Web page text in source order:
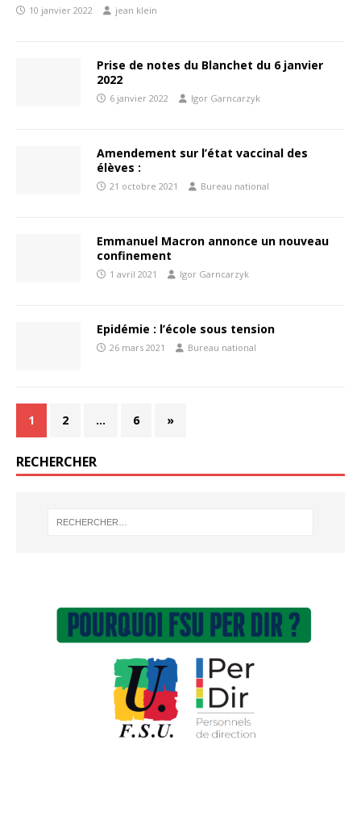
10 janvier 2022 jean klein
Prise de notes du Blanchet du 6 janvier
2022
6 janvier 2022 Igor Garncarzyk
Amendement sur l’état vaccinal des
élèves :
21 octobre 2021 Bureau national
Emmanuel Macron annonce un nouveau
confinement
1 avril 2021 Igor Garncarzyk
Epidémie : l’école sous tension
26 mars 2021 Bureau national
1 2 … 6 »
RECHERCHER